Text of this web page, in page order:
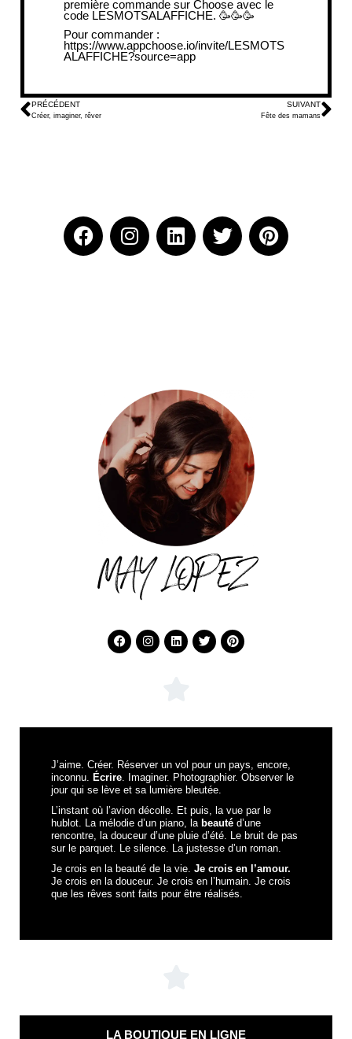
MAY LOPEZ
J’aime. Créer. Réserver un vol pour un pays, encore,
inconnu.
Écrire . Imaginer. Photographier. Observer le
jour qui se lève et sa lumière bleutée.
L’instant où l’avion décolle. Et puis, la vue par le
hublot. La mélodie d’un piano, la beauté d’une
rencontre, la douceur d’une pluie d’été. Le bruit de pas
sur le parquet. Le silence. La justesse d’un roman.
Je crois en la beauté de la vie. Je crois en l’amour.
Je crois en la douceur. Je crois en l’humain. Je crois
que les rêves sont faits pour être réalisés.
LA BOUTIQUE EN LIGNE
première commande sur Choose avec le
code LESMOTSALAFFICHE. 🥳🥳🥳
Pour commander :
https://www.appchoose.io/invite/LESMOTS
ALAFFICHE?source=app
PRÉCÉDENT
Créer, imaginer, rêver
SUIVANT
Fête des mamans